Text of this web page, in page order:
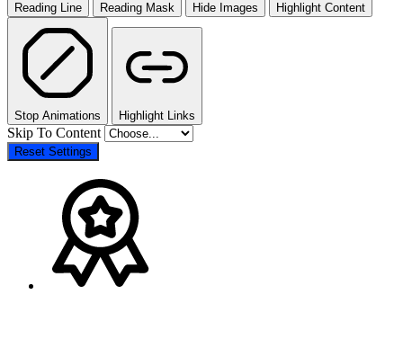
Reading Line Reading Mask Hide Images Highlight Content
Stop Animations Highlight Links
Skip To Content
Reset Settings